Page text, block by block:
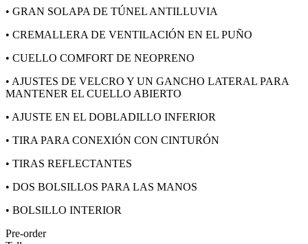
• GRAN SOLAPA DE TÚNEL ANTILLUVIA
• CREMALLERA DE VENTILACIÓN EN EL PUÑO
• CUELLO COMFORT DE NEOPRENO
• AJUSTES DE VELCRO Y UN GANCHO LATERAL PARA
MANTENER EL CUELLO ABIERTO
• AJUSTE EN EL DOBLADILLO INFERIOR
• TIRA PARA CONEXIÓN CON CINTURÓN
• TIRAS REFLECTANTES
• DOS BOLSILLOS PARA LAS MANOS
• BOLSILLO INTERIOR
Pre-order